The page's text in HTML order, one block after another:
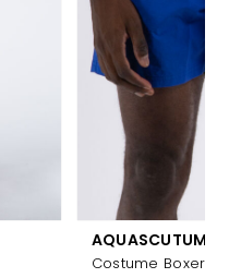
AQUASCUTUM
Costume Boxer